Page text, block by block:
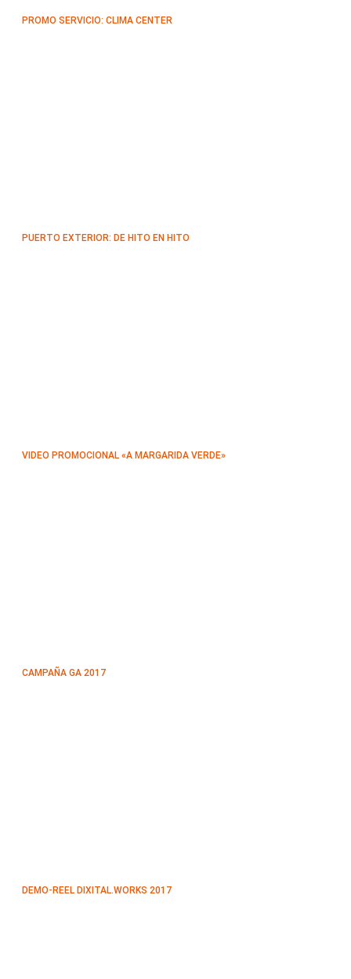
PROMO SERVICIO: CLIMA CENTER
PUERTO EXTERIOR: DE HITO EN HITO
VIDEO PROMOCIONAL «A MARGARIDA VERDE»
CAMPAÑA GA 2017
DEMO-REEL DIXITAL.WORKS 2017